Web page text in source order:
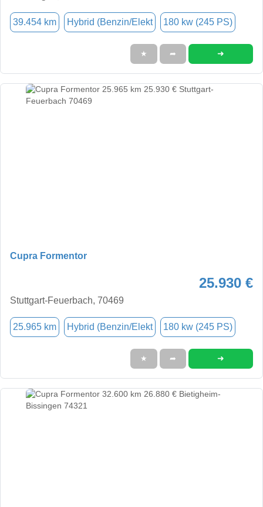
39.454 km Hybrid (Benzin/Elekt 180 kw (245 PS)
★ ➦ ➜
Cupra Formentor
25.930 €
Stuttgart-Feuerbach, 70469
25.965 km Hybrid (Benzin/Elekt 180 kw (245 PS)
★ ➦ ➜